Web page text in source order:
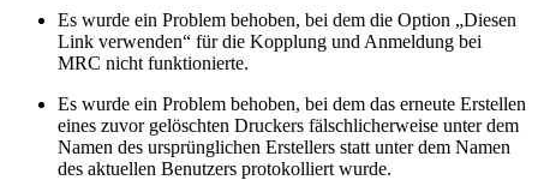
Es wurde ein Problem behoben, bei dem die Option „Diesen
Link verwenden“ für die Kopplung und Anmeldung bei
MRC nicht funktionierte.
Es wurde ein Problem behoben, bei dem das erneute Erstellen
eines zuvor gelöschten Druckers fälschlicherweise unter dem
Namen des ursprünglichen Erstellers statt unter dem Namen
des aktuellen Benutzers protokolliert wurde.